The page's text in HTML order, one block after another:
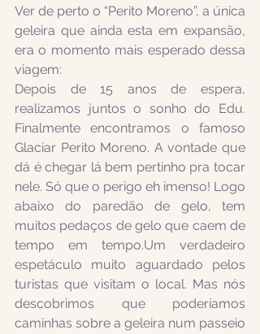
Ver de perto o “Perito Moreno”, a única
geleira que ainda esta em expansão,
era o momento mais esperado dessa
viagem:
Depois de 15 anos de espera,
realizamos juntos o sonho do Edu.
Finalmente encontramos o famoso
Glaciar Perito Moreno. A vontade que
dá é chegar lá bem pertinho pra tocar
nele. Só que o perigo eh imenso! Logo
abaixo do paredão de gelo, tem
muitos pedaços de gelo que caem de
tempo em tempo.Um verdadeiro
espetáculo muito aguardado pelos
turistas que visitam o local. Mas nós
descobrimos que poderíamos
caminhas sobre a geleira num passeio